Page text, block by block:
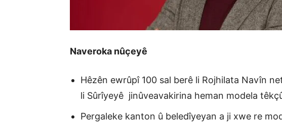
Naveroka nûçeyê
Hêzên ewrûpî 100 sal berê li Rojhilata Navîn
li Sûrîyeyê jinûveavakirina heman modela
Pergaleke kanton û beledîyeyan a ji xwe re